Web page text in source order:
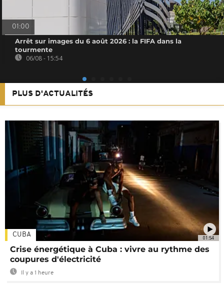
01:00
Arrêt sur images du 6 août 2026 : la FIFA dans la
tourmente
06/08 - 15:54
PLUS D'ACTUALITÉS
01:54
CUBA
Crise énergétique à Cuba : vivre au rythme des
coupures d'électricité
Il y a 1 heure